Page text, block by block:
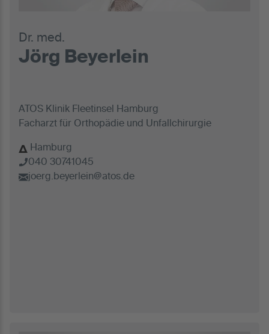
Dr. med.
Jörg Beyerlein
ATOS Klinik Fleetinsel Hamburg
Facharzt für Orthopädie und Unfallchirurgie
Hamburg
040 30741045
joerg.beyerlein@atos.de